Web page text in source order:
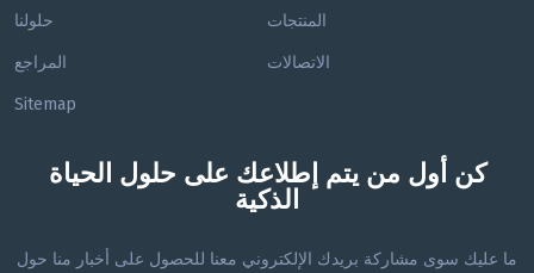
حلولنا المنتجات
المراجع الاتصالات
Sitemap
كن أول من يتم إطلاعك على حلول الحياة
الذكية
ما عليك سوى مشاركة بريدك الإلكتروني معنا للحصول على أخبار منا حول